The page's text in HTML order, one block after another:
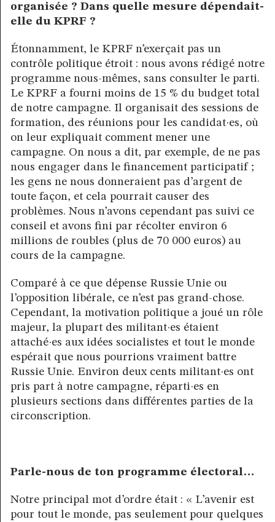
organisée ? Dans quelle mesure dépendait-
elle du KPRF ?
Étonnamment, le KPRF n’exerçait pas un
contrôle politique étroit : nous avons rédigé notre
programme nous-mêmes, sans consulter le parti.
Le KPRF a fourni moins de 15 % du budget total
de notre campagne. Il organisait des sessions de
formation, des réunions pour les candidat·es, où
on leur expliquait comment mener une
campagne. On nous a dit, par exemple, de ne pas
nous engager dans le financement participatif ;
les gens ne nous donneraient pas d’argent de
toute façon, et cela pourrait causer des
problèmes. Nous n’avons cependant pas suivi ce
conseil et avons fini par récolter environ 6
millions de roubles (plus de 70 000 euros) au
cours de la campagne.
Comparé à ce que dépense Russie Unie ou
l’opposition libérale, ce n’est pas grand-chose.
Cependant, la motivation politique a joué un rôle
majeur, la plupart des militant·es étaient
attaché·es aux idées socialistes et tout le monde
espérait que nous pourrions vraiment battre
Russie Unie. Environ deux cents militant·es ont
pris part à notre campagne, réparti·es en
plusieurs sections dans différentes parties de la
circonscription.
Parle-nous de ton programme électoral…
Notre principal mot d’ordre était : « L’avenir est
pour tout le monde, pas seulement pour quelques